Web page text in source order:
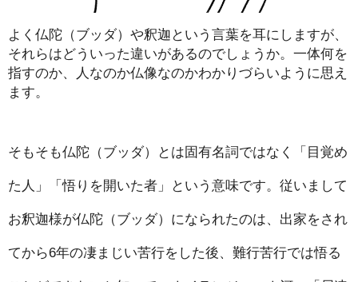
よく仏陀（ブッダ）や釈迦という言葉を耳にしますが、
それらはどういった違いがあるのでしょうか。一体何を
指すのか、人なのか仏像なのかわかりづらいように思え
ます。
そもそも仏陀（ブッダ）とは固有名詞ではなく「目覚め
た人」「悟りを開いた者」という意味です。従いまして
お釈迦様が仏陀（ブッダ）になられたのは、出家をされ
てから6年の凄まじい苦行をした後、難行苦行では悟る